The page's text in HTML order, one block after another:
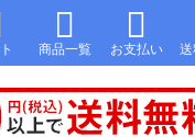
商品一覧 お支払い